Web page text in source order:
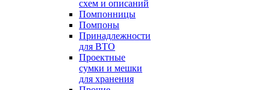
схем и описаний
Помпонницы
Помпоны
Принадлежности
для ВТО
Проектные
сумки и мешки
для хранения